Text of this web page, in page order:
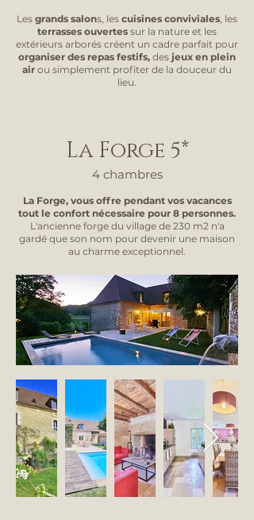
Les grands salons, les cuisines conviviales, les
terrasses ouvertes sur la nature et les
extérieurs arborés créent un cadre parfait pour
organiser des repas festifs, des jeux en plein
air ou simplement profiter de la douceur du
lieu.
La Forge 5*
4 chambres
La Forge, vous offre pendant vos vacances
tout le confort nécessaire pour 8 personnes.
L'ancienne forge du village de 230 m2 n'a
gardé que son nom pour devenir une maison
au charme exceptionnel.